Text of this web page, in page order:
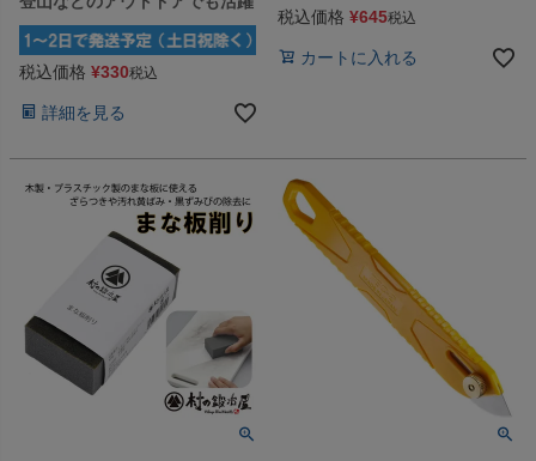
税込価格 ¥330税込
詳細を見る
税込価格 ¥645税込
カートに入れる